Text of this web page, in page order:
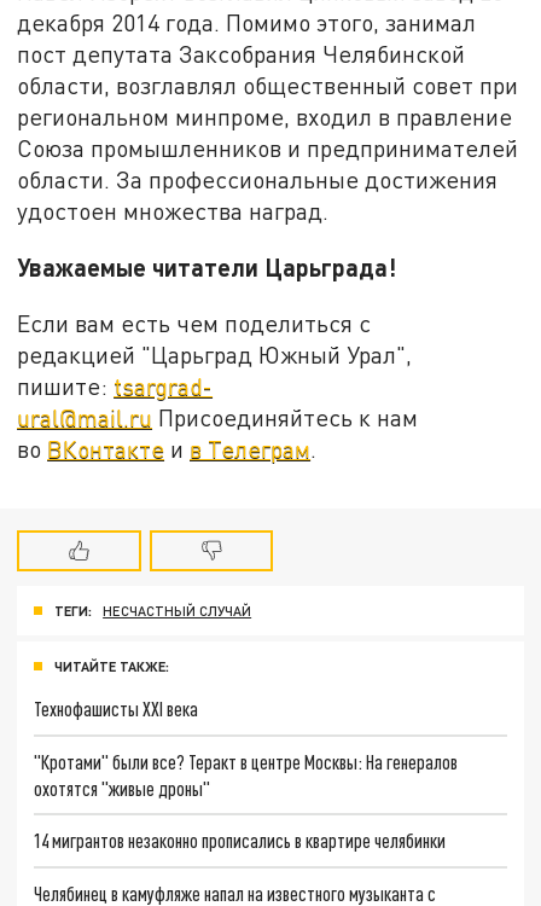
декабря 2014 года. Помимо этого, занимал
пост депутата Заксобрания Челябинской
области, возглавлял общественный совет при
региональном минпроме, входил в правление
Союза промышленников и предпринимателей
области. За профессиональные достижения
удостоен множества наград.
Уважаемые читатели Царьграда!
Если вам есть чем поделиться с
редакцией "Царьград Южный Урал",
пишите: tsargrad-
ural@mail.ru Присоединяйтесь к нам
во ВКонтакте и в Телеграм
ТЕГИ: НЕСЧАСТНЫЙ СЛУЧАЙ
ЧИТАЙТЕ ТАКЖЕ:
Технофашисты XXI века
"Кротами" были все? Теракт в центре Москвы: На генералов
охотятся "живые дроны"
14 мигрантов незаконно прописались в квартире челябинки
Челябинец в камуфляже напал на известного музыканта с